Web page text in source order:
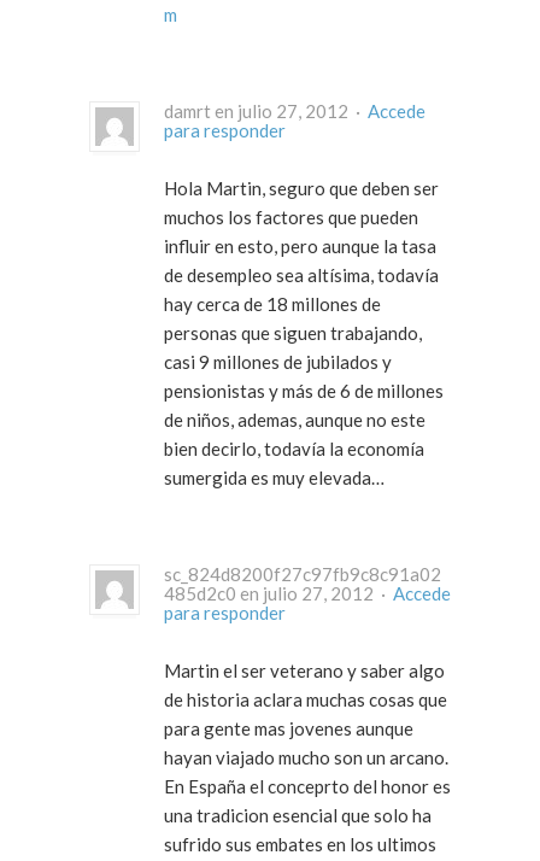
m
damrt en julio 27, 2012 · Accede
para responder
Hola Martin, seguro que deben ser
muchos los factores que pueden
influir en esto, pero aunque la tasa
de desempleo sea altísima, todavía
hay cerca de 18 millones de
personas que siguen trabajando,
casi 9 millones de jubilados y
pensionistas y más de 6 de millones
de niños, ademas, aunque no este
bien decirlo, todavía la economía
sumergida es muy elevada…
sc_824d8200f27c97fb9c8c91a02
485d2c0 en julio 27, 2012 · Accede
para responder
Martin el ser veterano y saber algo
de historia aclara muchas cosas que
para gente mas jovenes aunque
hayan viajado mucho son un arcano.
En España el conceprto del honor es
una tradicion esencial que solo ha
sufrido sus embates en los ultimos